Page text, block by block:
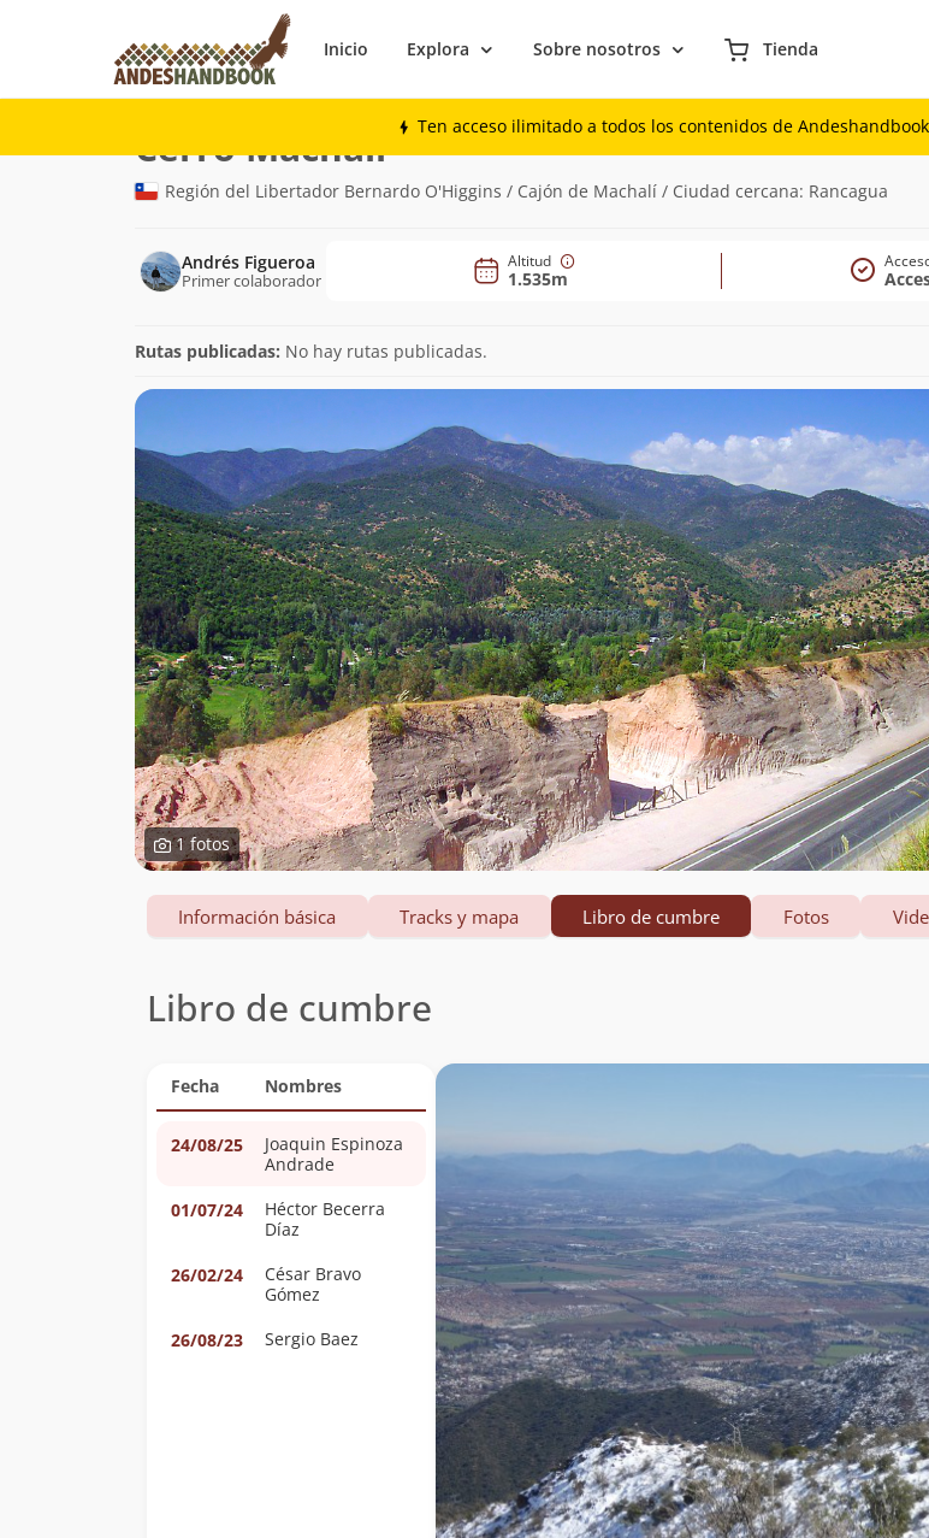
Inicio Explora Sobre nosotros Tienda
Ten acceso ilimitado a todos los contenidos de
Montaña
Cerro Machalí (1.535m)
Región del Libertador Bernardo O'Higgins / Cajón de Machalí / Ciudad cercana: Rancagua
Andrés Figueroa
Primer colaborador
Altitud
1.535m
Rutas publicadas: No hay rutas publicadas.
1 fotos
Información básica Tracks y mapa Libro de cumbre Fotos
Libro de cumbre
Fecha Nombres
24/08/25
Joaquin Espinoza
Andrade
01/07/24
Héctor Becerra
Díaz
26/02/24
César Bravo
Gómez
26/08/23
Sergio Baez